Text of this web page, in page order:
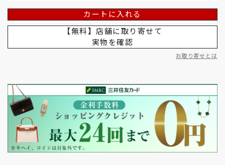
カートに入れる
【無料】店舗に取り寄せて
実物を確認
お取り寄せとは